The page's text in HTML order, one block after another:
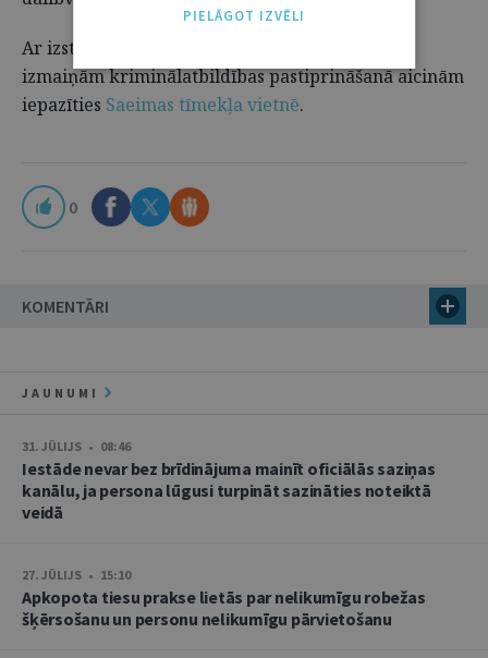
Ar izstrādāto likumprojektu un plānotājām
izmaiņām kriminālatbildības pastiprināšanā aicinām
iepazīties Saeimas tīmekļa vietnē.
0
KOMENTĀRI
JAUNUMI
31. JŪLIJS • 08:46
Iestāde nevar bez brīdinājuma mainīt oficiālās saziņas
kanālu, ja persona lūgusi turpināt sazināties noteiktā
veidā
27. JŪLIJS • 15:10
Apkopota tiesu prakse lietās par nelikumīgu robežas
šķērsošanu un personu nelikumīgu pārvietošanu
PIELĀGOT IZVĒLI